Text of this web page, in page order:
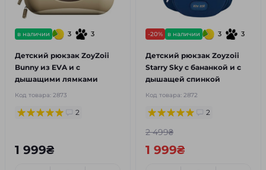
в наличии 3 3
Детский рюкзак ZoyZoii
Bunny из EVA и с
дышащими лямками
Код товара: 2873
2
1 999₴
-20% в наличии 3 3
Детский рюкзак Zoyzoii
Starry Sky с бананкой и с
дышащей спинкой
Код товара: 2872
2
2 499₴
1 999₴